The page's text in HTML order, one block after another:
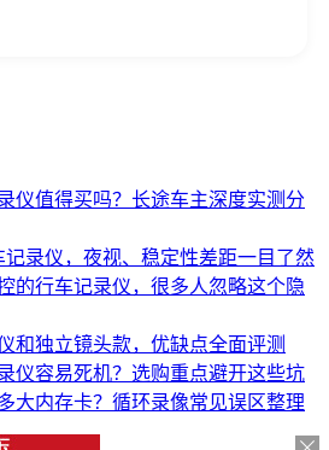
仪值得买吗？长途车主深度实测分
记录仪，夜视、稳定性差距一目了然
的行车记录仪，很多人忽略这个隐
和独立镜头款，优缺点全面评测
仪容易死机？选购重点避开这些坑
大内存卡？循环录像常见误区整理